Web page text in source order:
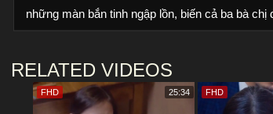
những màn bắn tinh ngập lồn, biến cả ba bà
RELATED VIDEOS
FHD 25:34 FHD